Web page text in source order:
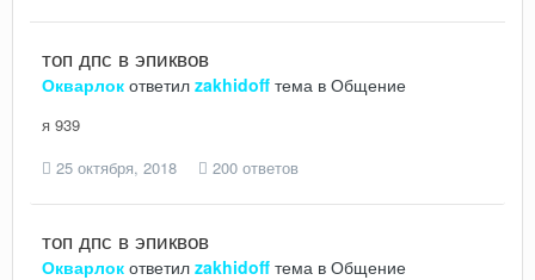
топ дпс в эпиквов
Окварлок ответил zakhidoff тема в Общение
я 939
25 октября, 2018
200 ответов
топ дпс в эпиквов
Окварлок ответил zakhidoff тема в Общение